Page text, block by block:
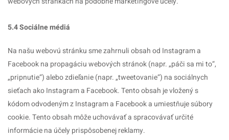
5.4 Sociálne médiá
Na našu webovú stránku sme zahrnuli obsah od Instagram a
Facebook na propagáciu webových stránok (napr. „páči sa mi to“,
„pripnutie“) alebo zdieľanie (napr. „tweetovanie“) na sociálnych
sieťach ako Instagram a Facebook. Tento obsah je vložený s
kódom odvodeným z Instagram a Facebook a umiestňuje súbory
cookie. Tento obsah môže uchovávať a spracovávať určité
informácie na účely prispôsobenej reklamy.